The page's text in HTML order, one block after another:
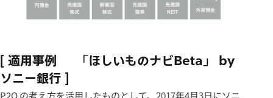
[ 適用事例 – 「ほしいものナビBeta」 by
ソニー銀行 ]
P2O の考え方を活用したものとして、2017年4月3日にソニ